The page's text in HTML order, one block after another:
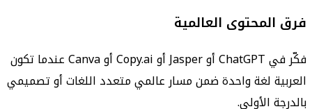
فرق المحتوى العالمية
فكّر في ChatGPT أو Jasper أو Copy.ai أو Canva عندما تكون
العربية لغة واحدة ضمن مسار عالمي متعدد اللغات أو تصميمي
بالدرجة الأولى.